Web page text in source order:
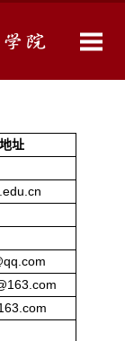
址